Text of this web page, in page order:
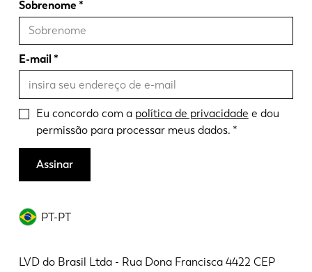
PT-PT
LVD do Brasil Ltda - Rua Dona Francisca 4422 CEP
Sobrenome
E-mail
Eu concordo com a política de privacidade e dou
permissão para processar meus dados.
Assinar